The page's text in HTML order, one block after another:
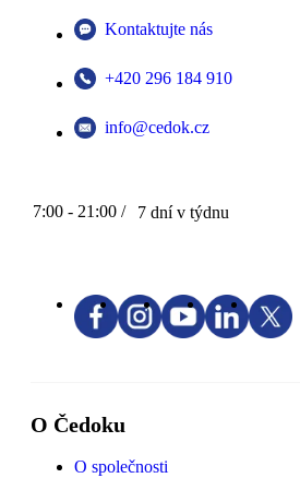
Kontaktujte nás
+420 296 184 910
info@cedok.cz
7:00 - 21:00 / 7 dní v týdnu
O Čedoku
O společnosti